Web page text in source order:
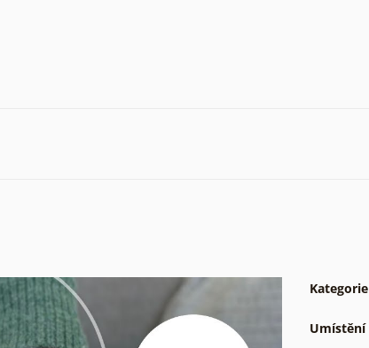
Kategorie
Umístění